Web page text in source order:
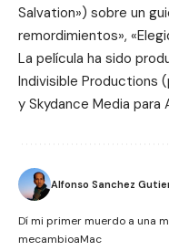
Salvation») sobre un
remordimientos»,
La película ha sido
Indivisible Productions
y Skydance Media para
Alfonso Sanchez
Dí mi primer muerdo a una
mecambioaMac